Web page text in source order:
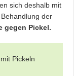
sich deshalb mit
der
gegen Pickel.
Pickeln